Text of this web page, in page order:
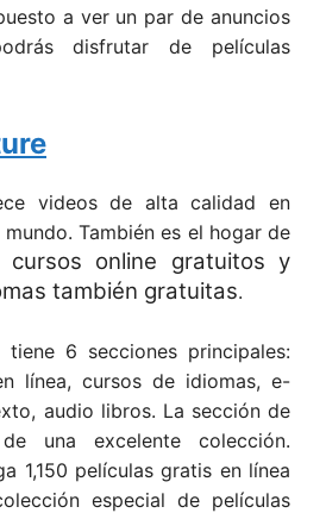
a ver un par de anuncios
disfrutar de películas
videos de alta calidad en
También es el hogar de
cursos online gratuitos y
también gratuitas.
tiene 6 secciones principales:
línea, cursos de idiomas, e-
audio libros. La sección de
una excelente colección.
1,150 películas gratis en línea
especial de películas